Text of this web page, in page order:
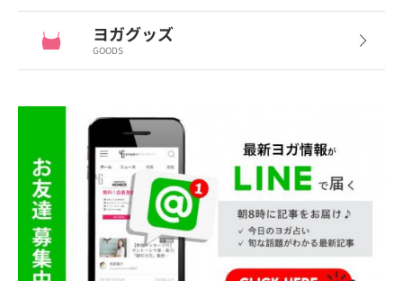
ヨガグッズ
GOODS